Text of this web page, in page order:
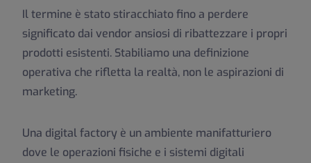
Il termine è stato stiracchiato fino a perdere
significato dai vendor ansiosi di ribattezzare i propri
prodotti esistenti. Stabiliamo una definizione
operativa che rifletta la realtà, non le aspirazioni di
marketing.
Una digital factory è un ambiente manifatturiero
dove le operazioni fisiche e i sistemi digitali